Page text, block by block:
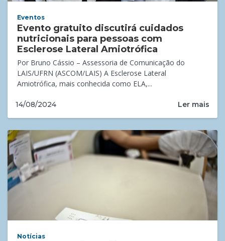
Eventos
Evento gratuito discutirá cuidados
nutricionais para pessoas com
Esclerose Lateral Amiotrófica
Por Bruno Cássio – Assessoria de Comunicação do
LAIS/UFRN (ASCOM/LAIS) A Esclerose Lateral
Amiotrófica, mais conhecida como ELA,...
14/08/2024 Ler mais
Notícias